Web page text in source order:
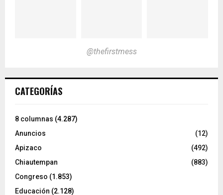
@thefirstmess
CATEGORÍAS
8 columnas (4.287)
Anuncios
(12)
Apizaco
(492)
Chiautempan
(883)
Congreso (1.853)
Educación (2.128)